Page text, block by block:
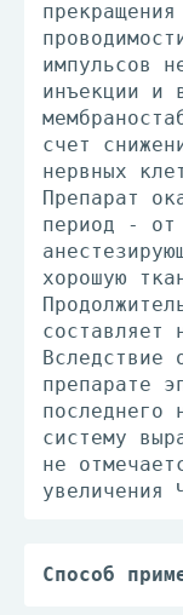
импульсов
инъекции и
счет
нервных
Препарат
период -
хорошую
составляет
Вследствие
препарате
последнего
систему
не
увеличения
Способ